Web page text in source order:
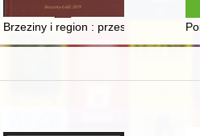
przyczynek do dziejów
w zasobach bibliotek,
Brzeziny i region : przeszłość w